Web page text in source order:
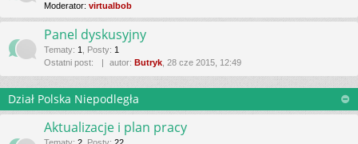
Moderator: virtualbob
Panel dyskusyjny
Tematy: 1 Posty: 1
Ostatni post:
autor: Butryk , 28 cze 2015, 12:49
Dział Polska Niepodległa
Aktualizacje i plan pracy